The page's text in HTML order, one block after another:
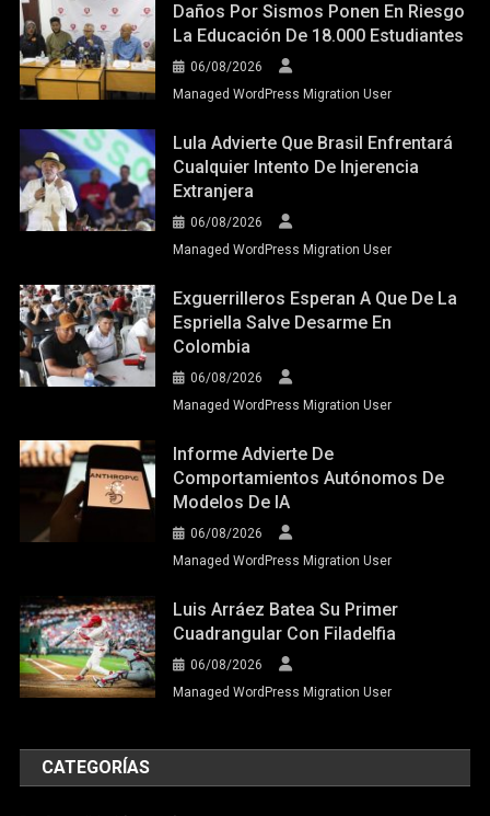
Daños Por Sismos Ponen En Riesgo
La Educación De 18.000 Estudiantes
06/08/2026
Managed WordPress Migration User
Lula Advierte Que Brasil Enfrentará
Cualquier Intento De Injerencia
Extranjera
06/08/2026
Managed WordPress Migration User
Exguerrilleros Esperan A Que De La
Espriella Salve Desarme En
Colombia
06/08/2026
Managed WordPress Migration User
Informe Advierte De
Comportamientos Autónomos De
Modelos De IA
06/08/2026
Managed WordPress Migration User
Luis Arráez Batea Su Primer
Cuadrangular Con Filadelfia
06/08/2026
Managed WordPress Migration User
CATEGORÍAS